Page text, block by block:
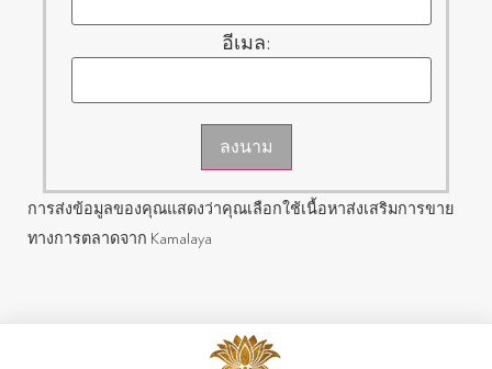
อีเมล:
ลงนาม
การส่งข้อมูลของคุณแสดงว่าคุณเลือกใช้เนื้อหาส่งเสริมการขาย
ทางการตลาดจาก Kamalaya